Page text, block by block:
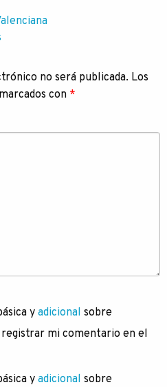
no será publicada. Los
con *
y adicional sobre
mi comentario en el
y adicional sobre